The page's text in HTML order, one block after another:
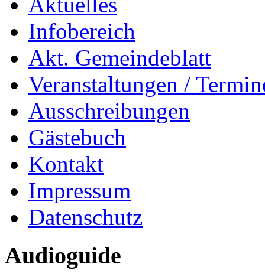
Infobereich
Akt. Gemeindeblatt
Veranstaltungen /
Ausschreibungen
Gästebuch
Kontakt
Impressum
Datenschutz
Audioguide